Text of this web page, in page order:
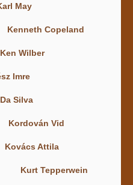
May
Kenneth Copeland
Ken Wilber
Imre
Silva
Kordován Vid
Kovács Attila
Kurt Tepperwein